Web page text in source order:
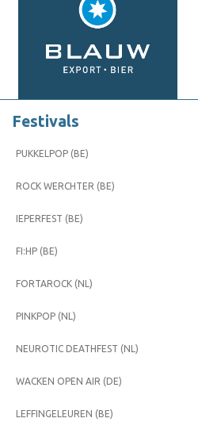
Festivals
PUKKELPOP (BE)
ROCK WERCHTER (BE)
IEPERFEST (BE)
FI:HP (BE)
FORTAROCK (NL)
PINKPOP (NL)
NEUROTIC DEATHFEST (NL)
WACKEN OPEN AIR (DE)
LEFFINGELEUREN (BE)